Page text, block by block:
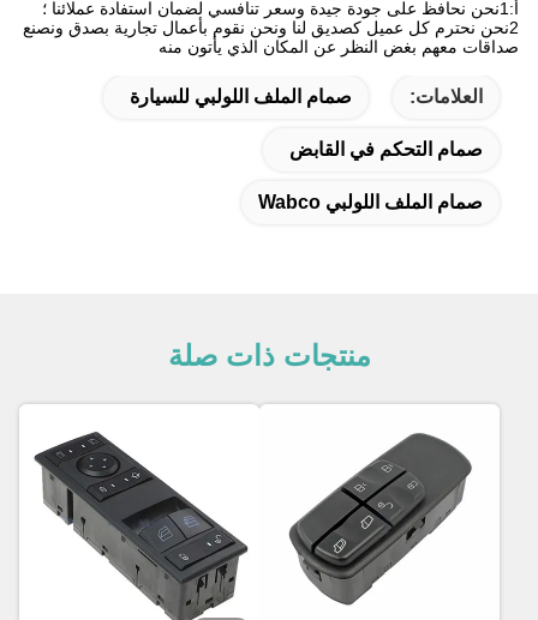
2نحن نحترم كل عميل كصديق لنا ونحن نقوم بأعمال تجارية بصدق ونصنع
صداقات معهم بغض النظر عن المكان الذي يأتون منه
العلامات: صمام الملف اللولبي للسيارة
صمام التحكم في القابض
صمام الملف اللولبي Wabco
منتجات ذات صلة